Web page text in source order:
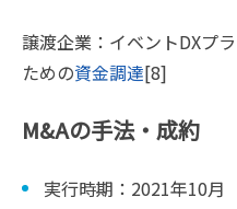
譲渡企業：イベントDXプ
ための資金調達[8]
M&Aの手法・成約
実行時期：2021年10月